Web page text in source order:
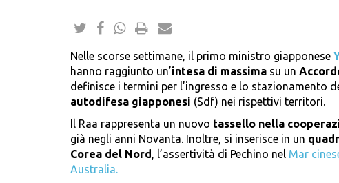
Nelle scorse settimane, il primo ministro giapponese
hanno raggiunto un’intesa di massima su un
definisce i termini per l’ingresso e lo stazionamento
autodifesa giapponesi (Sdf) nei rispettivi territori.
Il Raa rappresenta un nuovo tassello nella
già negli anni Novanta. Inoltre, si inserisce in un
Corea del Nord, l’assertività di Pechino nel Mar
Australia.